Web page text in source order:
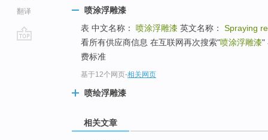
翻译
喷涂浮雕漆
表 中文名称： 喷涂浮雕漆 英文名称： Spraying
看所有供应商信息 在互联网再次搜索"喷涂浮雕漆"
费标准
基于12个网页-相关网页
喷绘浮雕漆
相关文章